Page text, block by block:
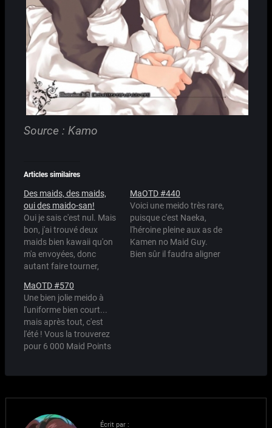
Source : Kamo
Articles similaires
Des maids, des maids,
oui des maido-san!
Oui je sais c'est nul. Mais
bon, j'ai trouvé deux
maids bien kawaii qu'on
m'a envoyées, donc
autant faire tourner,
MaOTD #440
Voici une meido très rare,
puisque c'est Naeka,
l'héroine pleine aux as de
Kamen no Maid Guy.
Bien sûr il faudra aligner
MaOTD #570
Une bien jolie meido à
l'uniforme bien court...
mais après tout, c'est
l'été ! Vous la trouverez
pour 6 000 Maid Points
Écrit par :